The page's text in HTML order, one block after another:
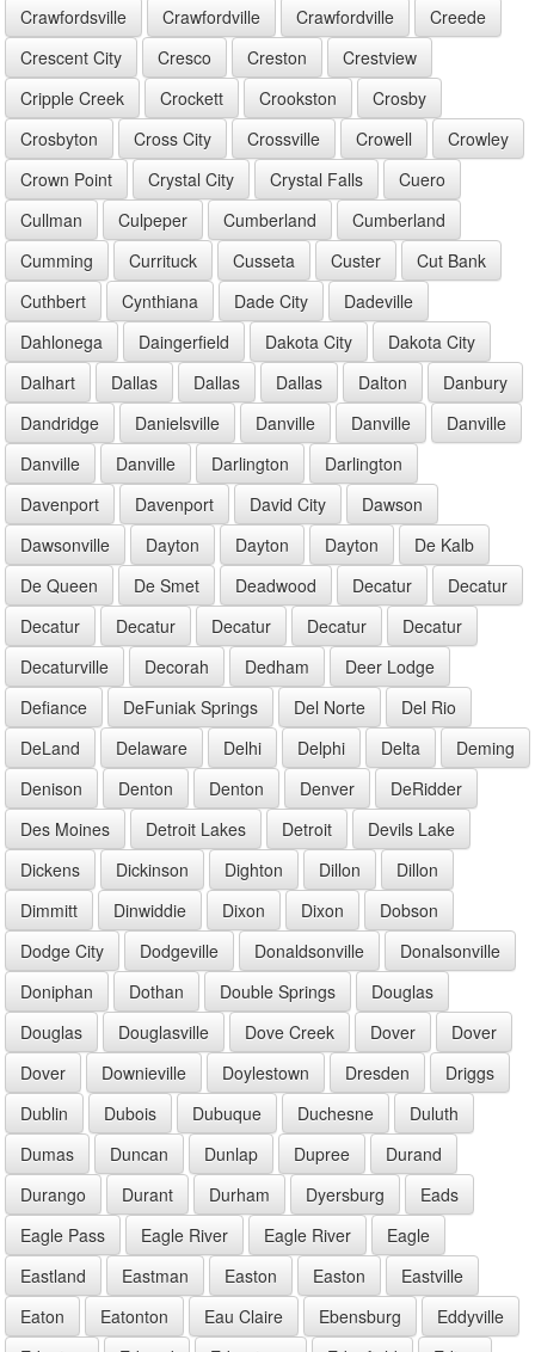
Crawfordsville
Crawfordville Crawfordville
Creede
Crescent City
Cresco Creston
Crestview
Cripple Creek
Crockett Crookston
Crosby
Crosbyton
Cross City Crossville Crowell
Crowley
Crown Point
Crystal City Crystal Falls
Cuero
Cullman
Culpeper Cumberland
Cumberland
Cumming
Currituck Cusseta Custer
Cut Bank
Cuthbert
Cynthiana Dade City
Dadeville
Dahlonega
Daingerfield Dakota City
Dakota City
Dalhart
Dallas Dallas Dallas Dalton
Danbury
Dandridge
Danielsville Danville Danville
Danville
Danville
Danville Darlington
Darlington
Davenport
Davenport David City
Dawson
Dawsonville
Dayton Dayton Dayton
De Kalb
De Queen
De Smet Deadwood Decatur
Decatur
Decatur
Decatur Decatur Decatur
Decatur
Decaturville
Decorah Dedham
Deer Lodge
Defiance
DeFuniak Springs Del Norte
Del Rio
DeLand
Delaware Delhi Delphi Delta
Deming
Denison
Denton Denton Denver
DeRidder
Des Moines
Detroit Lakes Detroit
Devils Lake
Dickens
Dickinson Dighton Dillon
Dillon
Dimmitt
Dinwiddie Dixon Dixon
Dobson
Dodge City
Dodgeville Donaldsonville
Donalsonville
Doniphan
Dothan Double Springs
Douglas
Douglas
Douglasville Dove Creek Dover
Dover
Dover
Downieville Doylestown Dresden
Driggs
Dublin
Dubois Dubuque Duchesne
Duluth
Dumas
Duncan Dunlap Dupree
Durand
Durango
Durant Durham Dyersburg
Eads
Eagle Pass
Eagle River Eagle River
Eagle
Eastland
Eastman Easton Easton
Eastville
Eaton
Eatonton Eau Claire Ebensburg
Eddyville